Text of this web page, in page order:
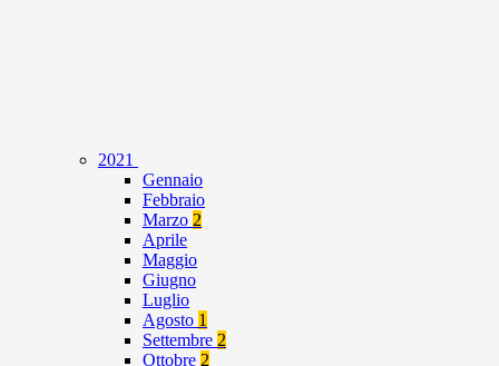
2021
Gennaio
Febbraio
Marzo 2
Aprile
Maggio
Giugno
Luglio
Agosto 1
Settembre 2
Ottobre 2